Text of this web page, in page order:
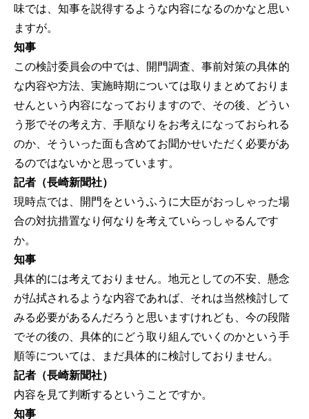
味では、知事を説得するような内容になるのかなと思い
ますが。
知事
この検討委員会の中では、開門調査、事前対策の具体的
な内容や方法、実施時期については取りまとめておりま
せんという内容になっておりますので、その後、どうい
う形でその考え方、手順なりをお考えになっておられる
のか、そういった面も含めてお聞かせいただく必要があ
るのではないかと思っています。
記者（長崎新聞社）
現時点では、開門をというふうに大臣がおっしゃった場
合の対抗措置なり何なりを考えていらっしゃるんです
か。
知事
具体的には考えておりません。地元としての不安、懸念
が払拭されるような内容であれば、それは当然検討して
みる必要があるんだろうと思いますけれども、今の段階
でその後の、具体的にどう取り組んでいくのかという手
順等については、まだ具体的に検討しておりません。
記者（長崎新聞社）
内容を見て判断するということですか。
知事